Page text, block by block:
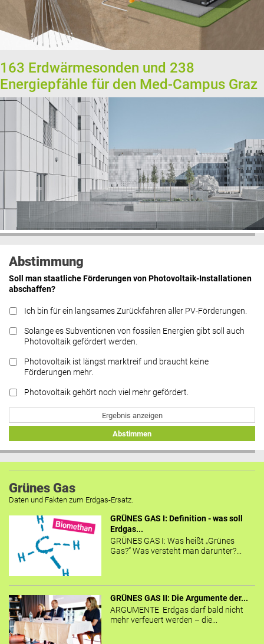
163 Erdwärmesonden und 238
Energiepfähle für den Med-Campus Graz
Abstimmung
Soll man staatliche Förderungen von Photovoltaik-Installationen
abschaffen?
Ich bin für ein langsames Zurückfahren aller PV-Förderungen.
Solange es Subventionen von fossilen Energien gibt soll auch
Photovoltaik gefördert werden.
Photovoltaik ist längst marktreif und braucht keine
Förderungen mehr.
Photovoltaik gehört noch viel mehr gefördert.
Ergebnis anzeigen
Abstimmen
Grünes Gas
Daten und Fakten zum Erdgas-Ersatz.
GRÜNES GAS I: Definition - was soll
Erdgas...
GRÜNES GAS I: Was heißt „Grünes
Gas?“ Was versteht man darunter?...
GRÜNES GAS II: Die Argumente der...
ARGUMENTE Erdgas darf bald nicht
mehr verfeuert werden – die...